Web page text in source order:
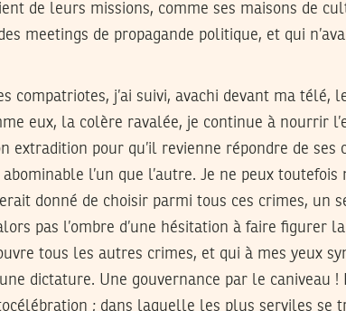
de leurs missions, comme ses maisons de
meetings de propagande politique, et qui
compatriotes, j’ai suivi, avachi devant ma télé,
eux, la colère ravalée, je continue à nourrir
extradition pour qu’il revienne répondre de ses
l’un que l’autre. Je ne peux toutefois
donné de choisir parmi tous ces crimes, un
pas l’ombre d’une hésitation à faire figurer
tous les autres crimes, et qui à mes yeux
dictature. Une gouvernance par le caniveau !
; dans laquelle les plus serviles se